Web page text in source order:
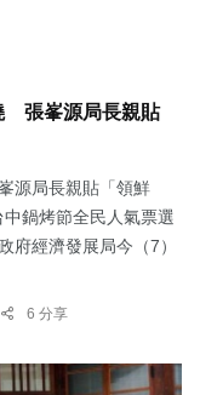
張峯源局長親貼
源局長親貼「領鮮
鍋烤節全民人氣票選
府經濟發展局今（7）
6 分享